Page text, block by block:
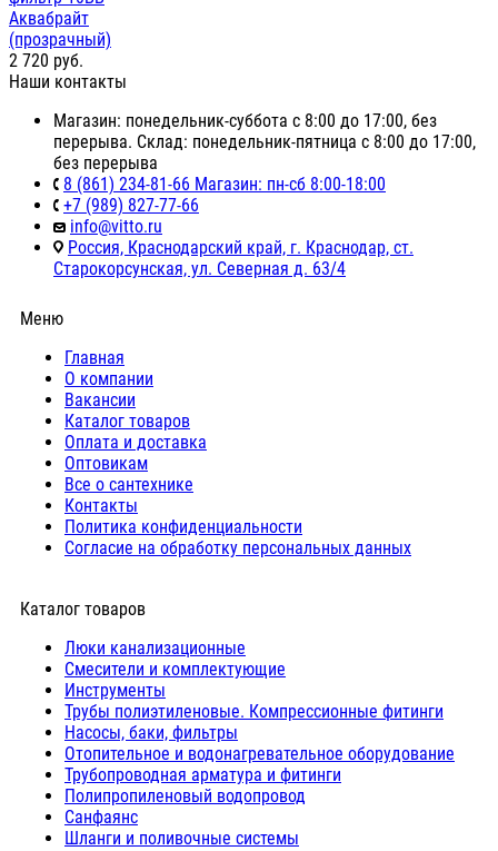
Аквабрайт
(прозрачный)
2 720 руб.
Наши контакты
Магазин: понедельник-суббота с 8:00 до 17:00, без
перерыва. Склад: понедельник-пятница с 8:00 до 17:00,
без перерыва
8 (861) 234-81-66 Магазин: пн-сб 8:00-18:00
+7 (989) 827-77-66
info@vitto.ru
Россия, Краснодарский край, г. Краснодар, ст.
Старокорсунская, ул. Северная д. 63/4
Меню
Главная
О компании
Вакансии
Каталог товаров
Оплата и доставка
Оптовикам
Все о сантехнике
Контакты
Политика конфиденциальности
Согласие на обработку персональных данных
Каталог товаров
Люки канализационные
Cмесители и комплектующие
Инструменты
Трубы полиэтиленовые. Компрессионные фитинги
Насосы, баки, фильтры
Отопительное и водонагревательное оборудование
Трубопроводная арматура и фитинги
Полипропиленовый водопровод
Санфаянс
Шланги и поливочные системы